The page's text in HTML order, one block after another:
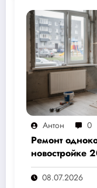
Антон 0
Ремонт
новостройке
стоит и как
расчёт от 500
08.07.2026